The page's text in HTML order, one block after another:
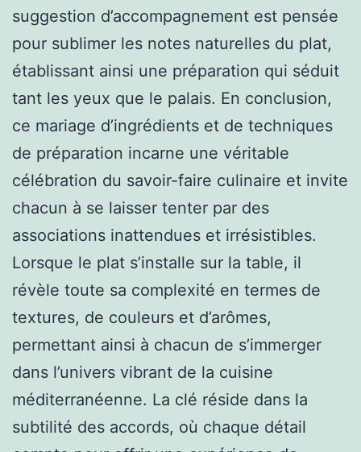
suggestion d’accompagnement est pensée
pour sublimer les notes naturelles du plat,
établissant ainsi une préparation qui séduit
tant les yeux que le palais. En conclusion,
ce mariage d’ingrédients et de techniques
de préparation incarne une véritable
célébration du savoir-faire culinaire et invite
chacun à se laisser tenter par des
associations inattendues et irrésistibles.
Lorsque le plat s’installe sur la table, il
révèle toute sa complexité en termes de
textures, de couleurs et d’arômes,
permettant ainsi à chacun de s’immerger
dans l’univers vibrant de la cuisine
méditerranéenne. La clé réside dans la
subtilité des accords, où chaque détail